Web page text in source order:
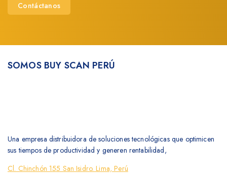
Contáctanos
SOMOS BUY SCAN PERÚ
Una empresa distribuidora de soluciones tecnológicas que optimicen
sus tiempos de productividad y generen rentabilidad,
Cl. Chinchón 155 San Isidro. Lima, Perú